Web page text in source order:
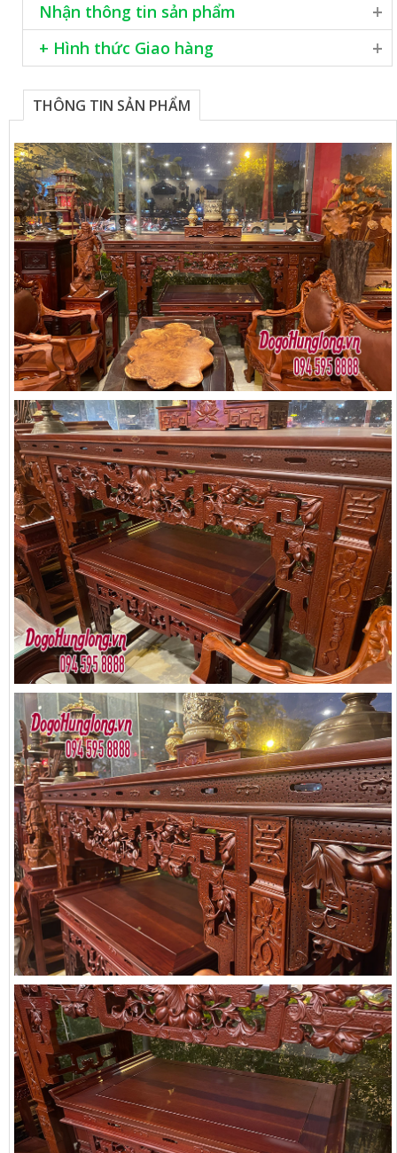
Nhận thông tin sản phẩm
+ Hình thức Giao hàng
Lắp đặt miễn phí trong nội thành Hà Nội
Phương thức thanh toán chuyển khoản, hoặc tiền mặt
THÔNG TIN SẢN PHẨM